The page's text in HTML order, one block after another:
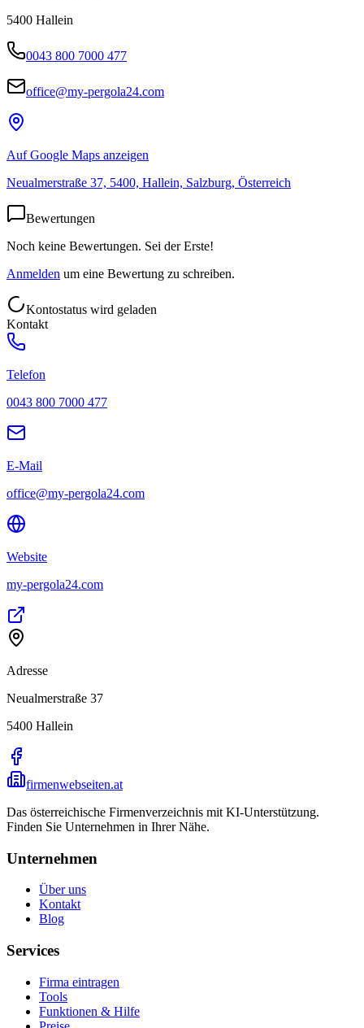
5400 Hallein
0043 800 7000 477
office@my-pergola24.com
Auf Google Maps anzeigen
Neualmerstraße 37, 5400, Hallein, Salzburg, Österreich
Bewertungen
Noch keine Bewertungen. Sei der Erste!
Anmelden um eine Bewertung zu schreiben.
Kontostatus wird geladen
Kontakt
Telefon
0043 800 7000 477
E-Mail
office@my-pergola24.com
Website
my-pergola24.com
Adresse
Neualmerstraße 37
5400 Hallein
firmenwebseiten.at
Das österreichische Firmenverzeichnis mit KI-Unterstützung.
Finden Sie Unternehmen in Ihrer Nähe.
Unternehmen
Über uns
Kontakt
Blog
Services
Firma eintragen
Tools
Funktionen & Hilfe